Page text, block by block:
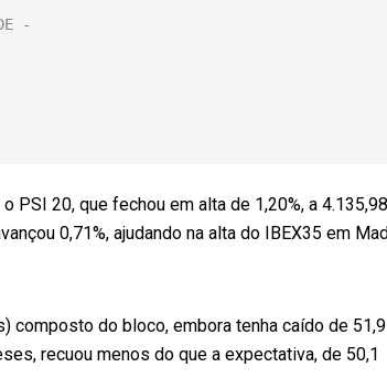
PSI 20, que fechou em alta de 1,20%, a 4.135,98
0,71%, ajudando na alta do IBEX35 em
composto do bloco, embora tenha caído de 51,9
recuou menos do que a expectativa, de 50,1